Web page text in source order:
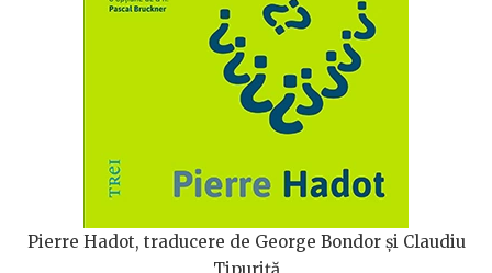
Pierre Hadot, traducere de George Bondor și Claudiu